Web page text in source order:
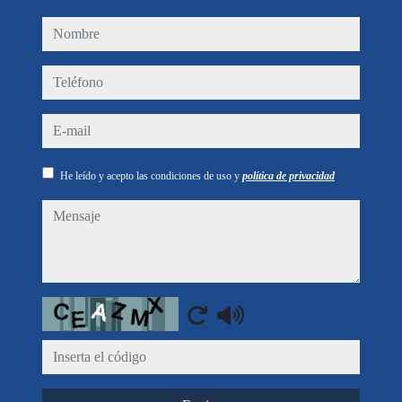
nombre
teléfono
e-mail
He leído y acepto las condiciones de uso y política de privacidad
mensaje
Captcha